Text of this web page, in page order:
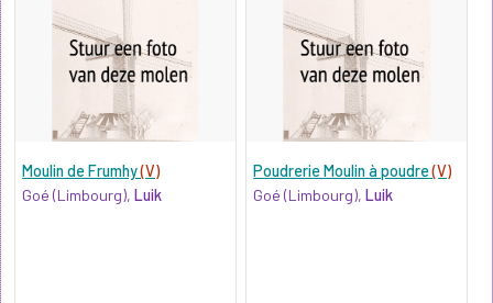
Moulin de Frumhy(V)
Goé (Limbourg), Luik
Poudrerie Moulin à poudre(V)
Goé (Limbourg),Luik